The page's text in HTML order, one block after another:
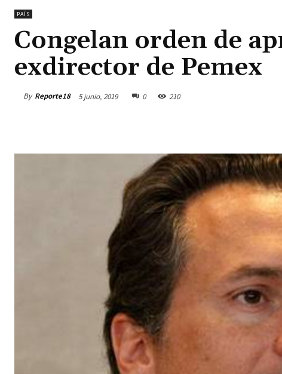
PAÍS
Congelan orden de
exdirector de Pemex
By Reporte18 5 junio, 2019 0 210